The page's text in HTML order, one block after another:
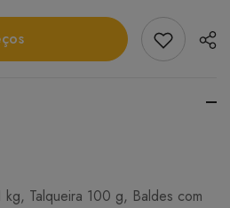
Add
Talqueira 100 g, Baldes com